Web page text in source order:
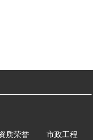
质荣誉 市政工程